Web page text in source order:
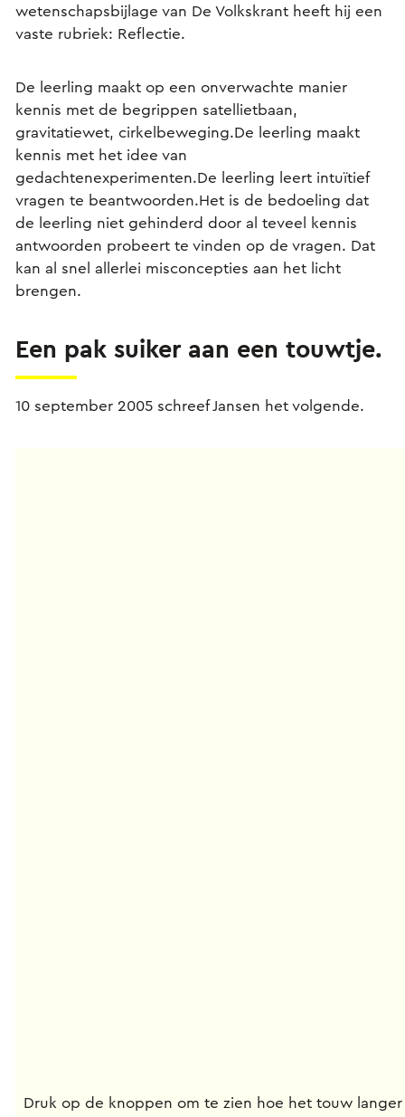
wetenschapsbijlage van De Volkskrant heeft hij een
vaste rubriek: Reflectie.
De leerling maakt op een onverwachte manier
kennis met de begrippen satellietbaan,
gravitatiewet, cirkelbeweging.De leerling maakt
kennis met het idee van
gedachtenexperimenten.De leerling leert intuïtief
vragen te beantwoorden.Het is de bedoeling dat
de leerling niet gehinderd door al teveel kennis
antwoorden probeert te vinden op de vragen. Dat
kan al snel allerlei misconcepties aan het licht
brengen.
Een pak suiker aan een touwtje.
10 september 2005 schreef Jansen het volgende.
Druk op de knoppen om te zien hoe het touw langer